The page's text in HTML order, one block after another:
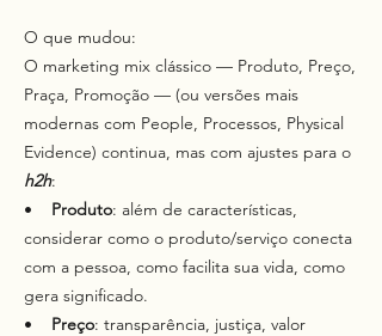
O que mudou:
O marketing mix clássico — Produto, Preço,
Praça, Promoção — (ou versões mais
modernas com People, Processos, Physical
Evidence) continua, mas com ajustes para o
h2h:
• Produto: além de características,
considerar como o produto/serviço conecta
com a pessoa, como facilita sua vida, como
gera significado.
• Preço: transparência, justiça, valor